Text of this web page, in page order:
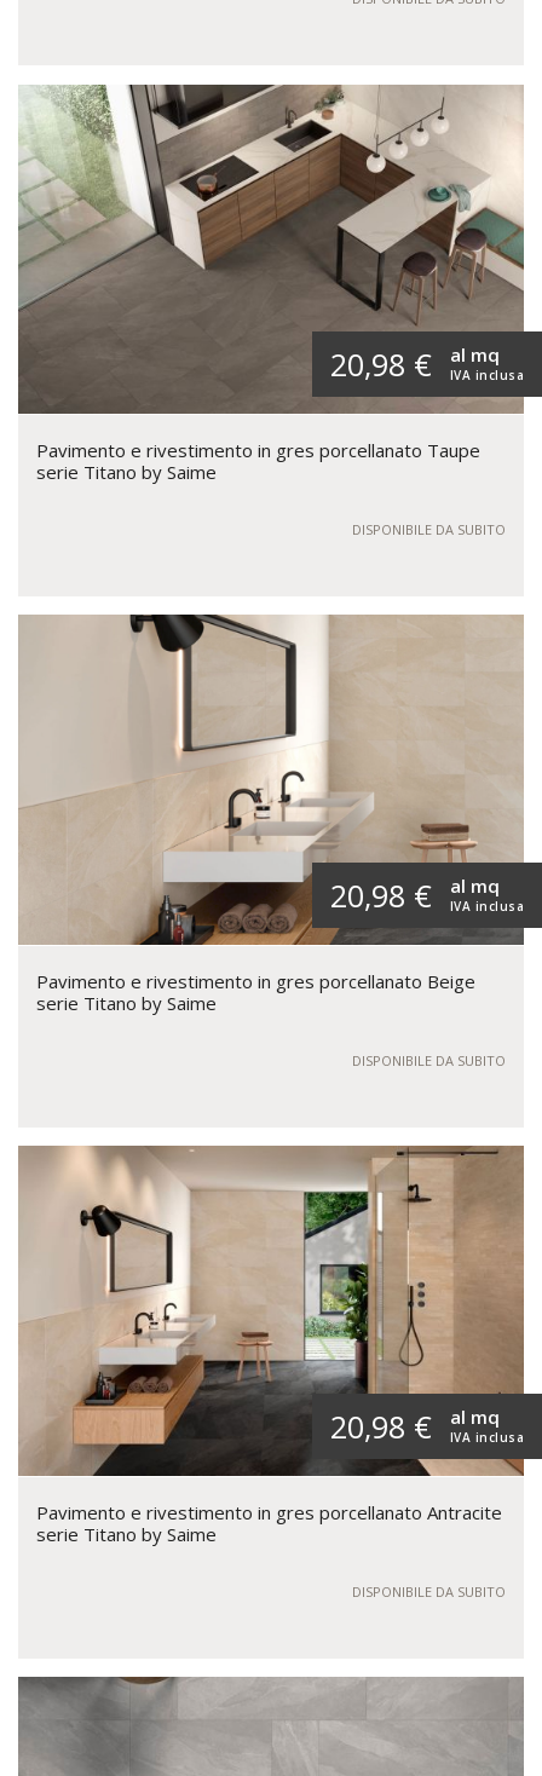
20,98 € IVA inclusa
al mq
Pavimento e rivestimento in gres porcellanato Taupe
serie Titano by Saime
DISPONIBILE DA SUBITO
20,98 € IVA inclusa
al mq
Pavimento e rivestimento in gres porcellanato Beige
serie Titano by Saime
DISPONIBILE DA SUBITO
20,98 € IVA inclusa
al mq
Pavimento e rivestimento in gres porcellanato Antracite
serie Titano by Saime
DISPONIBILE DA SUBITO